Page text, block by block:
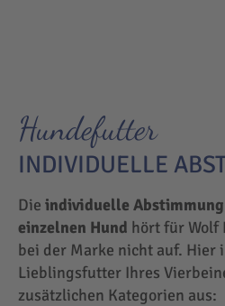
Hundefutter
INDIVIDUELLE
Die individuelle
einzelnen Hund hört für Wolf
bei der Marke nicht auf. Hier
Lieblingsfutter Ihres
zusätzlichen Kategorien aus: